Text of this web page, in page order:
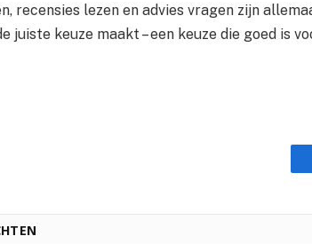
recensies lezen en advies vragen zijn
juiste keuze maakt – een keuze die goed is